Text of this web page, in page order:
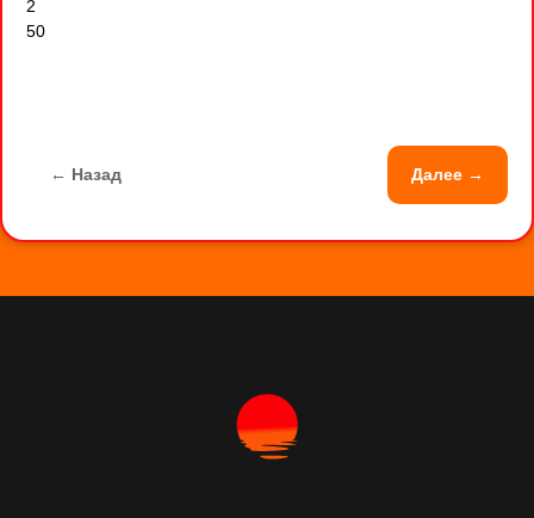
2
50
← Назад Далее →